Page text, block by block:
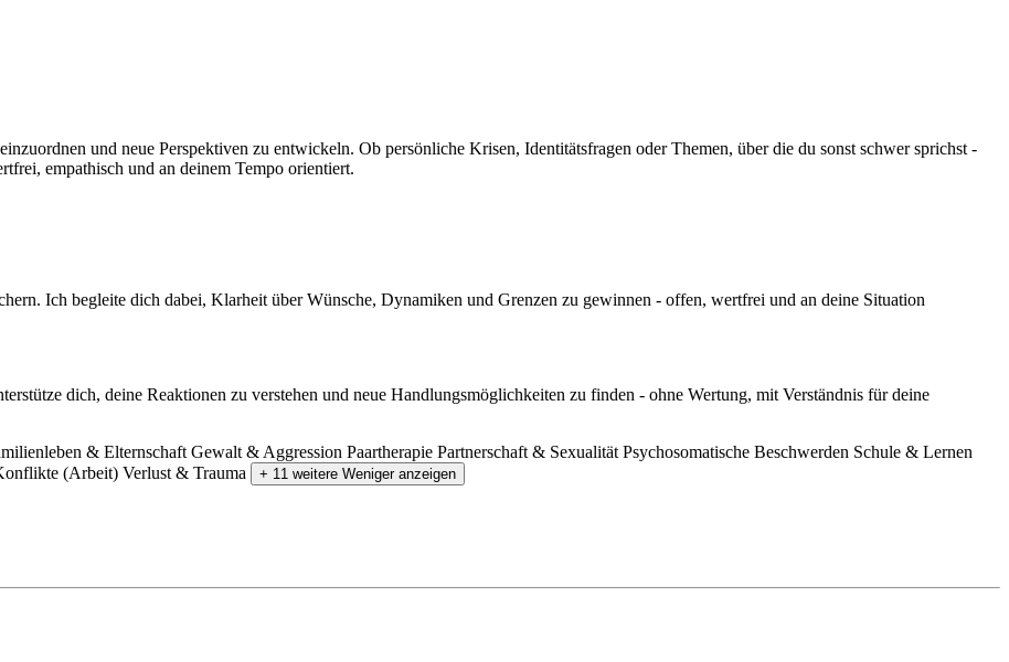
und neue Perspektiven zu entwickeln. Ob persönliche Krisen, Identitätsfragen oder Themen, über die du sonst schwer sprichst -
empathisch und an deinem Tempo orientiert.
Ich begleite dich dabei, Klarheit über Wünsche, Dynamiken und Grenzen zu gewinnen - offen, wertfrei und an deine Situation
dich, deine Reaktionen zu verstehen und neue Handlungsmöglichkeiten zu finden - ohne Wertung, mit Verständnis für deine
& Elternschaft Gewalt & Aggression Paartherapie Partnerschaft & Sexualität Psychosomatische Beschwerden Schule & Lernen
(Arbeit) Verlust & Trauma + 11 weitere Weniger anzeigen